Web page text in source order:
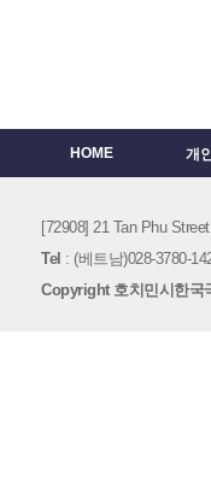
HOME 개
[72908] 21 Tan Phu
Tel : (베트남)028-3780-
Copyright 호치민시한국